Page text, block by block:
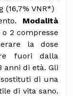
(16,7% VNR*)
Modalità
2 compresse
la dose
fuori dalla
anni di età. Gli
di una
di vita sano.